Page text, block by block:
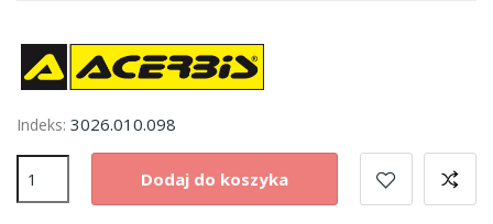
Indeks: 3026.010.098
Dodaj do koszyka